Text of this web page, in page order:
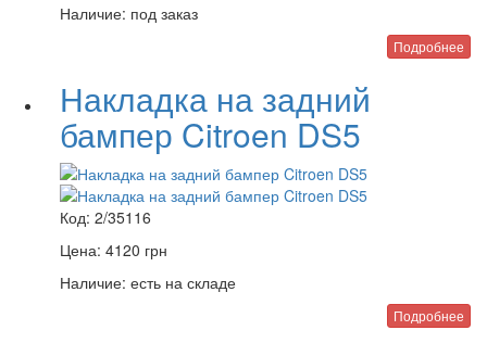
Наличие: под заказ
Подробнее
Накладка на задний
бампер Citroen DS5
Код: 2/35116
Цена: 4120 грн
Наличие: есть на складе
Подробнее